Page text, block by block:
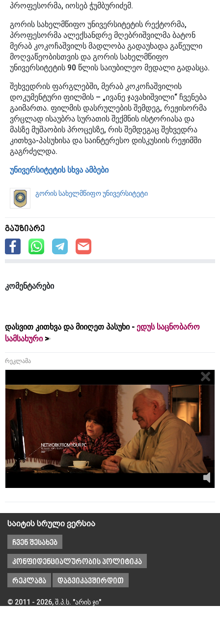
პროფესორმა, იოსებ ჭუმბურიძემ.
გორის სახელმწიფო უნივერსიტეტის რექტორმა,
პროფესორმა ალექსანდრე მღებრიშვილმა ბატონ
მერაბ კოკოჩაშვილს მადლობა გადაუხადა გაწეული
მოღვაწეობისთვის და გორის სახელმწიფო
უნივერსიტეტის 90 წლის საიუბილეო მედალი გადასცა.
შეხვედრის ფარგლებში, მერაბ კოკოჩაშვილის
დოკუმენტური ფილმის – „ივანე ჯავახიშვილი“ ჩვენება
გაიმართა. ფილმის დასრულების შემდეგ, რეჟისორმა
ვრცლად ისაუბრა სურათის შექმნის ისტორიასა და
მასზე მუშაობის პროცესზე, რის შემდეგაც შეხვედრა
კითხვა-პასუხისა და საინტერესო დისკუსიის რეჟიმში
გაგრძელდა.
უნივერსიტეტის სხვა ამბები
გორის სახელმწიფო უნივერსიტეტი
გაუზიარე
კომენტარები
დასვით კითხვა და მიიღეთ პასუხი - ედუს საცნობარო
სამსახური
რეკლამა
საიტის სრული ვერსია
ჩვენ შესახებ
კონფიდენციალურობის პოლიტიკა
რეკლამა დაგვიკავშირდით
© 2011 - 2026, შ.პ.ს. "არის ჯი"